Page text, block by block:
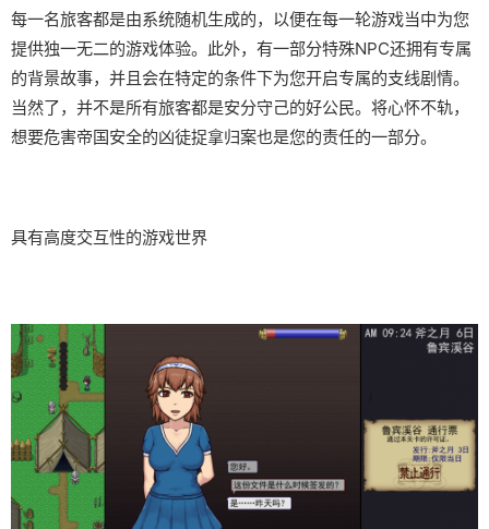
每一名旅客都是由系统随机生成的，以便在每一轮游戏当中为您
提供独一无二的游戏体验。此外，有一部分特殊NPC还拥有专属
的背景故事，并且会在特定的条件下为您开启专属的支线剧情。
当然了，并不是所有旅客都是安分守己的好公民。将心怀不轨，
想要危害帝国安全的凶徒捉拿归案也是您的责任的一部分。
具有高度交互性的游戏世界